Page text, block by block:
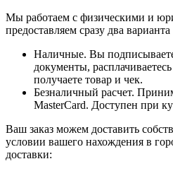
Мы работаем с физическими и
предоставляем сразу два
Наличные. Вы
документы,
получаете товар и чек.
Безналичный расчет.
MasterCard. Доступен при
Ваш заказ можем доставить
условии вашего нахождения в
доставки: